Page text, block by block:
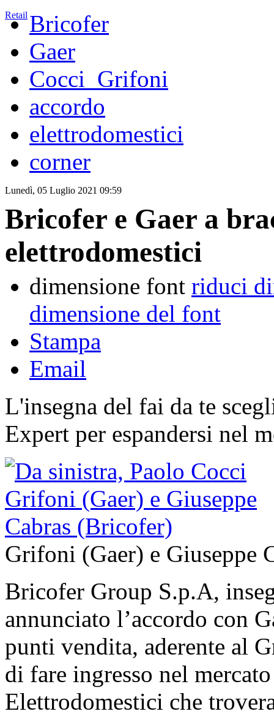
Retail Bricofer
Gaer
Cocci_Grifoni
accordo
elettrodomestici
corner
Lunedì, 05 Luglio 2021 09:59
Bricofer e Gaer a
elettrodomestici
dimensione font riduci
dimensione del font
Stampa
Email
L'insegna del fai da te
Expert per espandersi nel
Grifoni (Gaer) e Giuseppe
Bricofer Group S.p.A,
annunciato l’accordo con
punti vendita, aderente al
di fare ingresso nel
Elettrodomestici che